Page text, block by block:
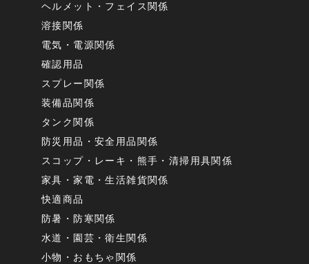
ヘルメット・フェイス関係
溶接関係
電気・電源関係
確認用品
スプレー関係
装備品関係
タンク関係
防災用品・安全用品関係
スコップ・レーキ・熊手・清掃用具関係
家具・家電・生活雑貨関係
快適商品
防暑・防寒関係
水道・園芸・衛生関係
小物・おもちゃ関係